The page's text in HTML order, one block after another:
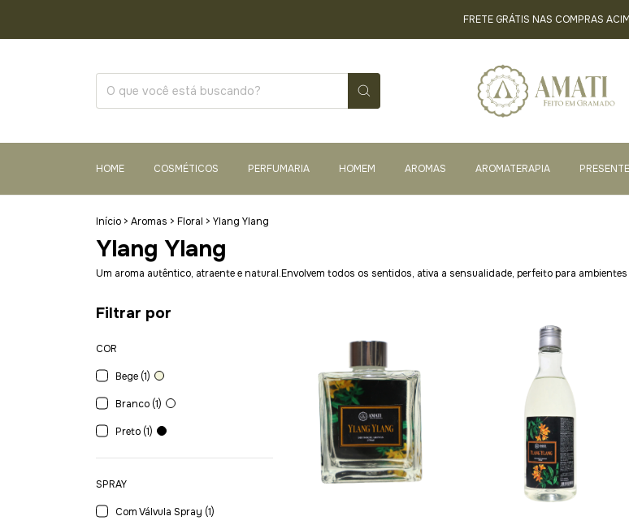
FRETE GRÁTIS NAS COMPRAS
HOME COSMÉTICOS PERFUMARIA HOMEM AROMAS AROMATERAPIA
Início > Aromas > Floral > Ylang Ylang
Ylang Ylang
Um aroma autêntico, atraente e natural.Envolvem todos os sentidos, ativa a sensualidade, perfeito para
Filtrar por
COR
Bege (1)
Branco (1)
Preto (1)
SPRAY
Com Válvula Spray (1)